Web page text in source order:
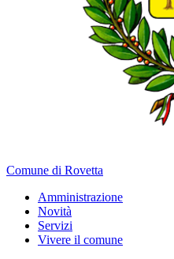
Comune di Rovetta
Amministrazione
Novità
Servizi
Vivere il comune